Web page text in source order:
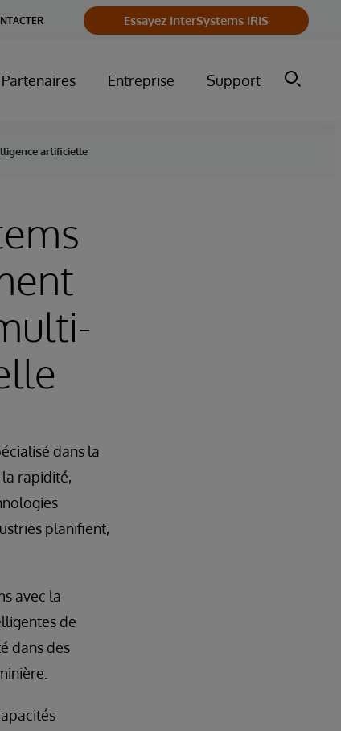
Essayez InterSystems IRIS
Partenaires Entreprise Support
artificielle
dans la
rapidité,
planifient,
avec la
de
dans des